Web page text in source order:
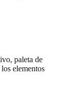
paleta de
elementos